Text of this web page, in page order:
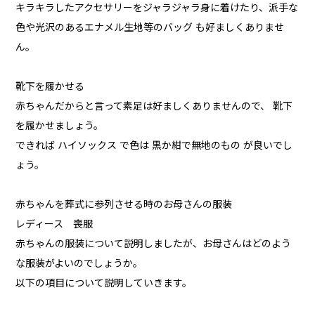
キラキラしたアクセサリーをジャラジャラ身に着けたり、派手な
色や光沢のあるエナメル生地等のバッグ も好ましくありませ
ん。
靴下を履かせる
赤ちゃんだからと言って素足は好ましくありませんので、 靴下
を履かせましょう。
できれば ハイソックス で色は 黒か紺で無地のもの が良いでし
ょう。
赤ちゃんを葬式に参列させる時のお母さんの服装
レディース 喪服
赤ちゃんの服装について説明しましたが、お母さんはどのよう
な服装がよいのでしょうか。
以下の項目について説明していきます。